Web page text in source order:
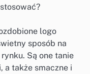
logo
sposób na
Są one tanie
a także smaczne i